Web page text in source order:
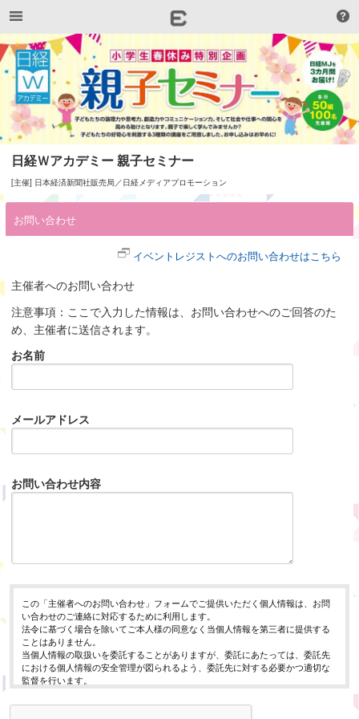
日経Ｗアカデミー 親子セミナー
[主催] 日本経済新聞社販売局／日経メディアプロモーション
お問い合わせ
イベントレジストへのお問い合わせはこちら
主催者へのお問い合わせ
注意事項：ここで入力した情報は、お問い合わせへのご回答のた
め、主催者に送信されます。
お名前
メールアドレス
お問い合わせ内容
この「主催者へのお問い合わせ」フォームでご提供いただく個人情報は、お問
い合わせのご連絡に対応するために利用します。
法令に基づく場合を除いてご本人様の同意なく当個人情報を第三者に提供する
ことはありません。
当個人情報の取扱いを委託することがありますが、委託にあたっては、委託先
における個人情報の安全管理が図られるよう、委託先に対する必要かつ適切な
監督を行います。
止・消去および第三者への提供の停止（「開示等」といいます。）を受け付け